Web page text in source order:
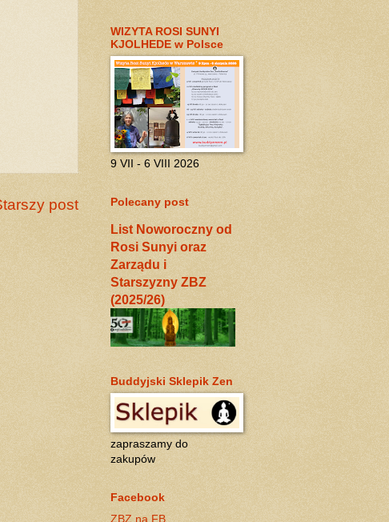
post
WIZYTA ROSI SUNYI
KJOLHEDE w Polsce
9 VII - 6 VIII 2026
Polecany post
List Noworoczny od
Rosi Sunyi oraz
Zarządu i
Starszyzny ZBZ
(2025/26)
Buddyjski Sklepik Zen
zapraszamy do
zakupów
Facebook
ZBZ na FB